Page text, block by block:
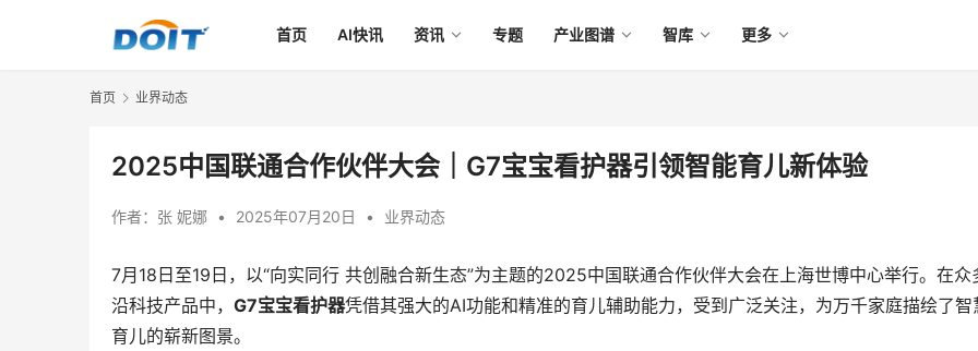
首页 AI快讯 资讯 专题 产业图谱 智库 更多
首页 业界动态
2025中国联通合作伙伴大会｜G7宝宝看护器引领智能育儿新体验
作者： 张 妮娜 • 2025年07月20日 • 业界动态
7月18日至19日，以“向实同行 共创融合新生态”为主题的2025中国联通合作伙伴大会在上海世博中心举行。在众
沿科技产品中， G7宝宝看护器凭借其强大的AI功能和精准的育儿辅助能力，受到广泛关注，为万千家庭描绘了智
育儿的崭新图景。